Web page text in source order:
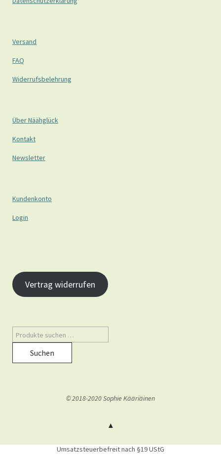
Versand
FAQ
Widerrufsbelehrung
Über Näähglück
Kontakt
Newsletter
Kundenkonto
Login
Vertrag widerrufen
Suchen
© 2018-2020 Sophie Kääriäinen
Umsatzsteuerbefreit nach §19 UStG